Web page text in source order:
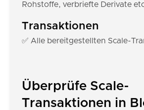
Rohstoffe, verbriefte Derivate
Transaktionen
✅ Alle bereitgestellten Scale-
Überprüfe Scale-
Transaktionen in